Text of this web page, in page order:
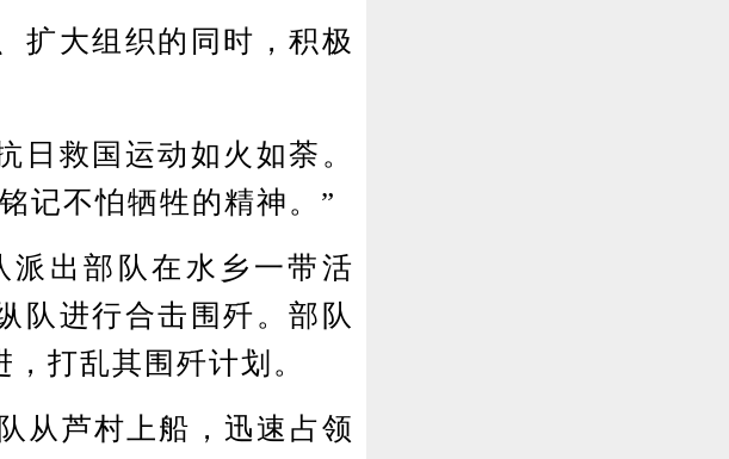
大组织的同时，积极
救国运动如火如荼。
记不怕牺牲的精神。”
出部队在水乡一带活
队进行合击围歼。部队
打乱其围歼计划。
芦村上船，迅速占领